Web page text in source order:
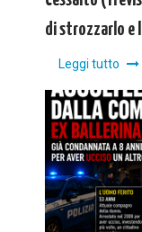
di strozzarlo e
Leggi tutto